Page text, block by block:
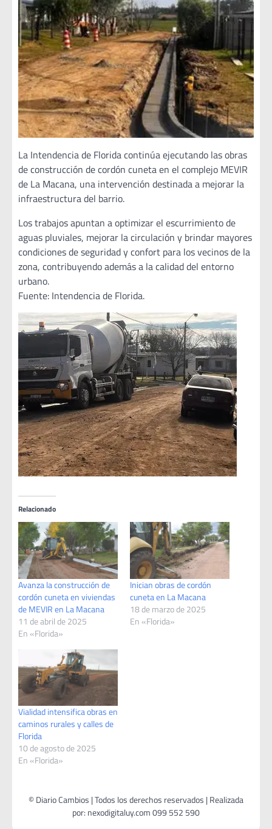
La Intendencia de Florida continúa ejecutando las obras
de construcción de cordón cuneta en el complejo MEVIR
de La Macana, una intervención destinada a mejorar la
infraestructura del barrio.
Los trabajos apuntan a optimizar el escurrimiento de
aguas pluviales, mejorar la circulación y brindar mayores
condiciones de seguridad y confort para los vecinos de la
zona, contribuyendo además a la calidad del entorno
urbano.
Fuente: Intendencia de Florida.
Relacionado
Avanza la construcción de
cordón cuneta en viviendas
de MEVIR en La Macana
11 de abril de 2025
En «Florida»
Inician obras de cordón
cuneta en La Macana
18 de marzo de 2025
En «Florida»
Vialidad intensifica obras en
caminos rurales y calles de
Florida
10 de agosto de 2025
En «Florida»